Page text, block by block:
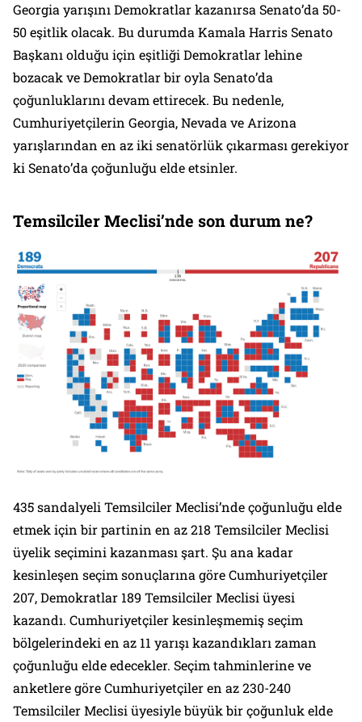
Georgia yarışını Demokratlar kazanırsa Senato’da 50-
50 eşitlik olacak. Bu durumda Kamala Harris Senato
Başkanı olduğu için eşitliği Demokratlar lehine
bozacak ve Demokratlar bir oyla Senato’da
çoğunluklarını devam ettirecek. Bu nedenle,
Cumhuriyetçilerin Georgia, Nevada ve Arizona
yarışlarından en az iki senatörlük çıkarması gerekiyor
ki Senato’da çoğunluğu elde etsinler.
Temsilciler Meclisi’nde son durum ne?
435 sandalyeli Temsilciler Meclisi’nde çoğunluğu elde
etmek için bir partinin en az 218 Temsilciler Meclisi
üyelik seçimini kazanması şart. Şu ana kadar
kesinleşen seçim sonuçlarına göre Cumhuriyetçiler
207, Demokratlar 189 Temsilciler Meclisi üyesi
kazandı. Cumhuriyetçiler kesinleşmemiş seçim
bölgelerindeki en az 11 yarışı kazandıkları zaman
çoğunluğu elde edecekler. Seçim tahminlerine ve
anketlere göre Cumhuriyetçiler en az 230-240
Temsilciler Meclisi üyesiyle büyük bir çoğunluk elde